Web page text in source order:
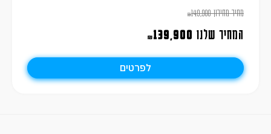
מחיר מחירון ₪149,900
המחיר שלנו ₪139,900
לפרטים